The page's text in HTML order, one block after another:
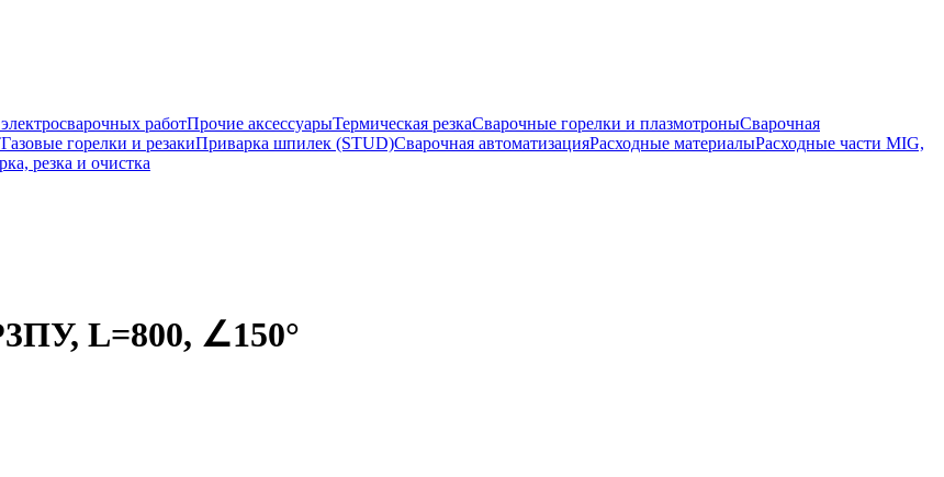
работПрочие аксессуарыТермическая резкаСварочные горелки и плазмотроныСварочная
Газовые горелки и резакиПриварка шпилек (STUD)Сварочная автоматизацияРасходные материалыРасходные части MIG,
резка и очистка
L=800, ∠150°